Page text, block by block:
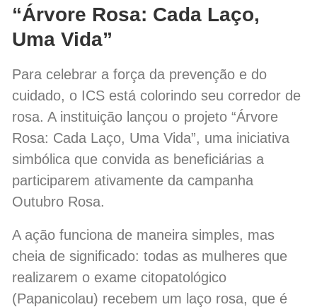
“Árvore Rosa: Cada Laço,
Uma Vida”
Para celebrar a força da prevenção e do
cuidado, o ICS está colorindo seu corredor de
rosa. A instituição lançou o projeto “Árvore
Rosa: Cada Laço, Uma Vida”, uma iniciativa
simbólica que convida as beneficiárias a
participarem ativamente da campanha
Outubro Rosa.
A ação funciona de maneira simples, mas
cheia de significado: todas as mulheres que
realizarem o exame citopatológico
(Papanicolau) recebem um laço rosa, que é